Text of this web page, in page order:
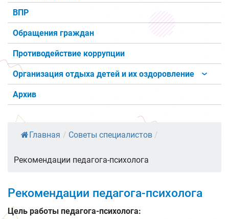
ВПР
Обращения граждан
Противодействие коррупции
Организация отдыха детей и их оздоровление
Архив
Главная / Советы специалистов /
Рекомендации педагога-психолога
Рекомендации педагога-психолога
Цель работы педагога-психолога: